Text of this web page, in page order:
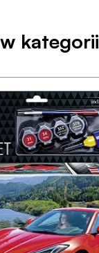
kategorii